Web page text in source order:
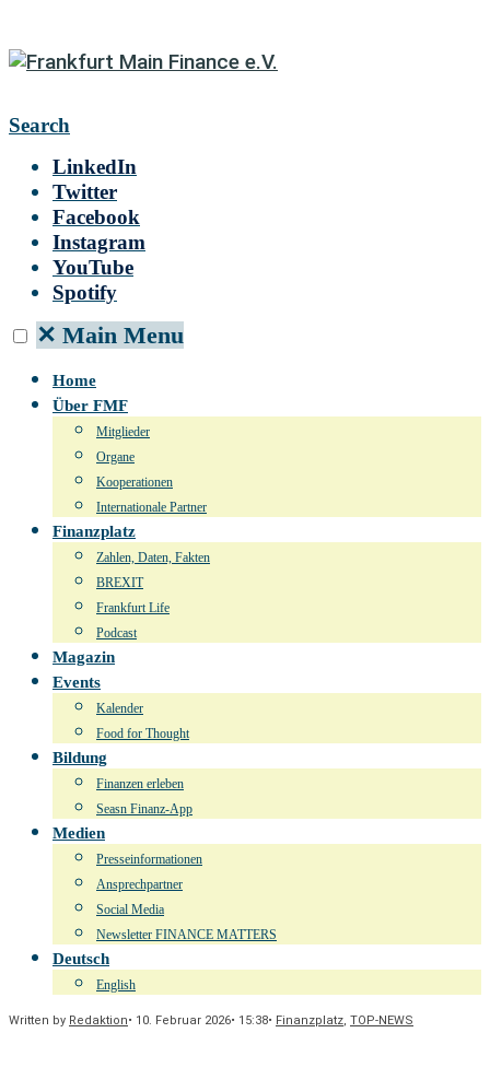
Search
LinkedIn
Twitter
Facebook
Instagram
YouTube
Spotify
✕ Main Menu
Home
Über FMF
Mitglieder
Organe
Kooperationen
Internationale Partner
Finanzplatz
Zahlen, Daten, Fakten
BREXIT
Frankfurt Life
Podcast
Magazin
Events
Kalender
Food for Thought
Bildung
Finanzen erleben
Seasn Finanz-App
Medien
Presseinformationen
Ansprechpartner
Social Media
Newsletter FINANCE MATTERS
Deutsch
English
Written by Redaktion• 10. Februar 2026• 15:38• Finanzplatz, TOP-NEWS